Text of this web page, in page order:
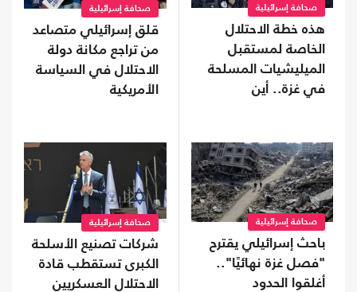
صحافة إسرائيلية
هذه خطة الاحتلال
الخاصة لمستقبل
الميليشيات المسلحة
في غزة.. أين
صحافة إسرائيلية
قلق إسرائيلي متصاعد
من تراجع مكانة دولة
الاحتلال في السياسة
الأمريكية
صحافة إسرائيلية
باحث إسرائيلي يقترح
"فصل غزة نهائيًا"..
أغلقوا الحدود
صحافة إسرائيلية
شركات تصنيع الأسلحة
الكبرى تستقطب قادة
الاحتلال العسكريين